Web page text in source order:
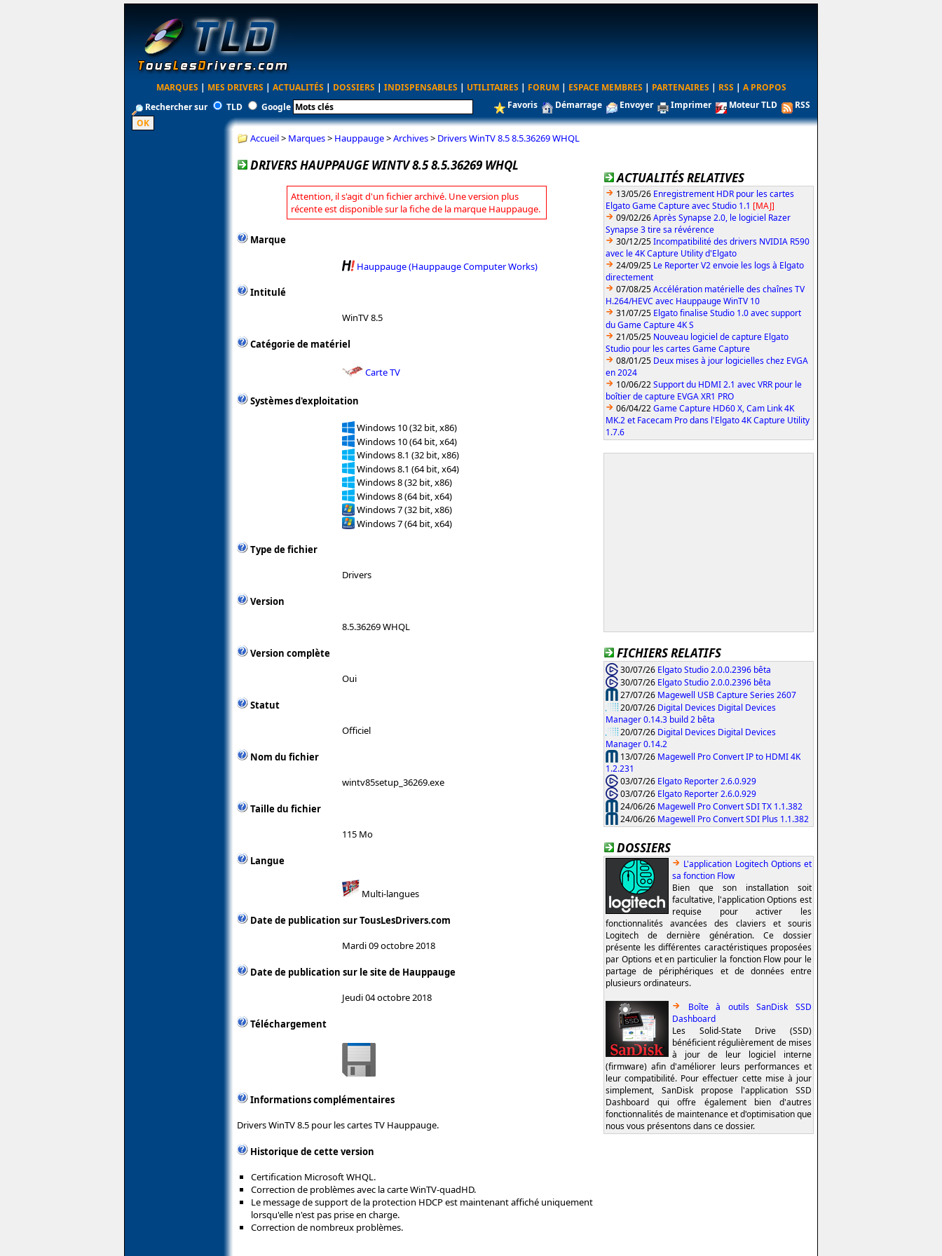
MARQUES | MES DRIVERS | ACTUALITÉS | DOSSIERS | INDISPENSABLES | UTILITAIRES | FORUM | ESPACE MEMBRES | PARTENAIRES | RSS | A PROPOS
Rechercher sur
TLD Google Favoris Démarrage Envoyer Imprimer Moteur TLD RSS
Accueil> Marques> Hauppauge>Archives> Drivers WinTV 8.5 8.5.36269 WHQL
DRIVERS HAUPPAUGE WINTV 8.5 8.5.36269 WHQL
Attention, il s'agit d'un fichier archivé. Une version plus
récente est disponible sur la fiche de la marque Hauppauge.
Marque
Hauppauge (Hauppauge Computer Works)
Intitulé
WinTV 8.5
Catégorie de matériel
Carte TV
Systèmes d'exploitation
Windows 10 (32 bit, x86)
Windows 10 (64 bit, x64)
Windows 8.1 (32 bit, x86)
Windows 8.1 (64 bit, x64)
Windows 8 (32 bit, x86)
Windows 8 (64 bit, x64)
Windows 7 (32 bit, x86)
Windows 7 (64 bit, x64)
Type de fichier
Drivers
Version
8.5.36269 WHQL
Version complète
Oui
Statut
Officiel
Nom du fichier
wintv85setup_36269.exe
Taille du fichier
115 Mo
Langue
Multi-langues
Date de publication sur TousLesDrivers.com
Mardi 09 octobre 2018
Date de publication sur le site de Hauppauge
Jeudi 04 octobre 2018
Téléchargement
Informations complémentaires
Drivers WinTV 8.5 pour les cartes TV Hauppauge.
Historique de cette version
Certification Microsoft WHQL.
Correction de problèmes avec la carte WinTV-quadHD.
Le message de support de la protection HDCP est maintenant affiché uniquement
lorsqu'elle n'est pas prise en charge.
Correction de nombreux problèmes.
ACTUALITÉS RELATIVES
13/05/26 Enregistrement HDR pour les cartes
Elgato Game Capture avec Studio 1.1 [MAJ]
09/02/26Après Synapse 2.0, le logiciel Razer
Synapse 3 tire sa révérence
30/12/25Incompatibilité des drivers NVIDIA R590
avec le 4K Capture Utility d'Elgato
24/09/25 Le Reporter V2 envoie les logs à Elgato
directement
07/08/25Accélération matérielle des chaînes TV
H.264/HEVC avec Hauppauge WinTV 10
31/07/25 Elgato finalise Studio 1.0 avec support
du Game Capture 4K S
21/05/25 Nouveau logiciel de capture Elgato
Studio pour les cartes Game Capture
08/01/25 Deux mises à jour logicielles chez EVGA
en 2024
10/06/22Support du HDMI 2.1 avec VRR pour le
boîtier de capture EVGA XR1 PRO
06/04/22Game Capture HD60 X, Cam Link 4K
MK.2 et Facecam Pro dans l'Elgato 4K Capture Utility
1.7.6
FICHIERS RELATIFS
30/07/26 Elgato Studio 2.0.0.2396 bêta
30/07/26 Elgato Studio 2.0.0.2396 bêta
27/07/26 Magewell USB Capture Series 2607
20/07/26 Digital Devices Digital Devices
Manager 0.14.3 build 2 bêta
20/07/26 Digital Devices Digital Devices
Manager 0.14.2
13/07/26 Magewell Pro Convert IP to HDMI 4K
1.2.231
03/07/26 Elgato Reporter 2.6.0.929
03/07/26 Elgato Reporter 2.6.0.929
24/06/26 Magewell Pro Convert SDI TX 1.1.382
24/06/26 Magewell Pro Convert SDI Plus 1.1.382
DOSSIERS
L'application Logitech Options et
sa fonction Flow
Bien que son installation soit
facultative, l'application Options est
requise pour activer les
fonctionnalités avancées des claviers et souris
Logitech de dernière génération. Ce dossier
présente les différentes caractéristiques proposées
par Options et en particulier la fonction Flow pour le
partage de périphériques et de données entre
plusieurs ordinateurs.
Boîte à outils SanDisk SSD
Dashboard
Les Solid-State Drive (SSD)
bénéficient régulièrement de mises
à jour de leur logiciel interne
(firmware) afin d'améliorer leurs performances et
leur compatibilité. Pour effectuer cette mise à jour
simplement, SanDisk propose l'application SSD
Dashboard qui offre également bien d'autres
fonctionnalités de maintenance et d'optimisation que
nous vous présentons dans ce dossier.